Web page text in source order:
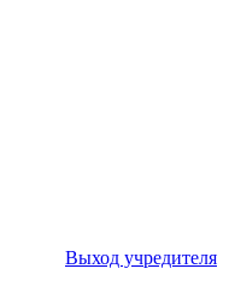
Выход учредителя